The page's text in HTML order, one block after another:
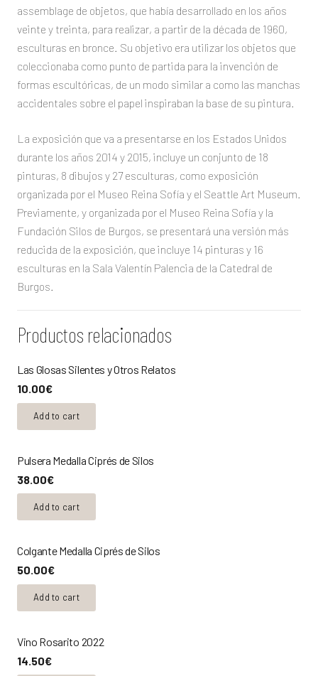
assemblage de objetos, que había desarrollado en los años
veinte y treinta, para realizar, a partir de la década de 1960,
esculturas en bronce. Su objetivo era utilizar los objetos que
coleccionaba como punto de partida para la invención de
formas escultóricas, de un modo similar a como las manchas
accidentales sobre el papel inspiraban la base de su pintura.
La exposición que va a presentarse en los Estados Unidos
durante los años 2014 y 2015, incluye un conjunto de 18
pinturas, 8 dibujos y 27 esculturas, como exposición
organizada por el Museo Reina Sofía y el Seattle Art Museum.
Previamente, y organizada por el Museo Reina Sofía y la
Fundación Silos de Burgos, se presentará una versión más
reducida de la exposición, que incluye 14 pinturas y 16
esculturas en la Sala Valentín Palencia de la Catedral de
Burgos.
Productos relacionados
Las Glosas Silentes y Otros Relatos
10.00€
Add to cart
Pulsera Medalla Ciprés de Silos
38.00€
Add to cart
Colgante Medalla Ciprés de Silos
50.00€
Add to cart
Vino Rosarito 2022
14.50€